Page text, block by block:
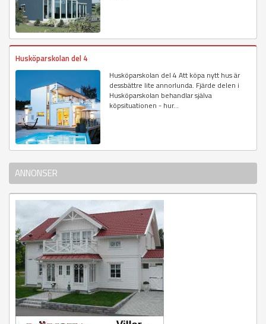
Husköparskolan del 4
Husköparskolan del 4 Att köpa nytt hus är
dessbättre lite annorlunda. Fjärde delen i
Husköparskolan behandlar själva
köpsituationen - hur...
ANNONSER